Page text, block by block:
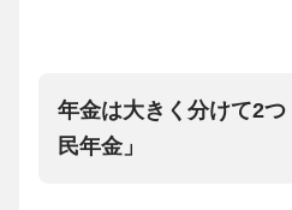
年金は大きく分けて2
民年金」